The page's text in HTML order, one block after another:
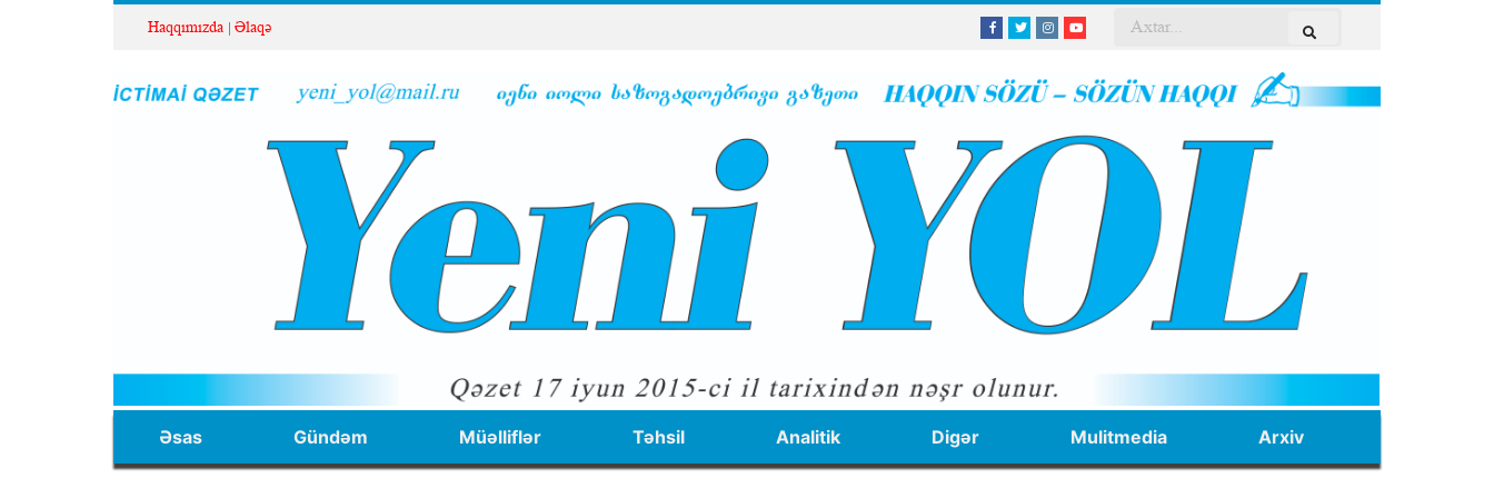
Haqqımızda Əlaqə
Əsas Gündəm Müəlliflər Təhsil Analitik Digər Mulitmedia Arxiv